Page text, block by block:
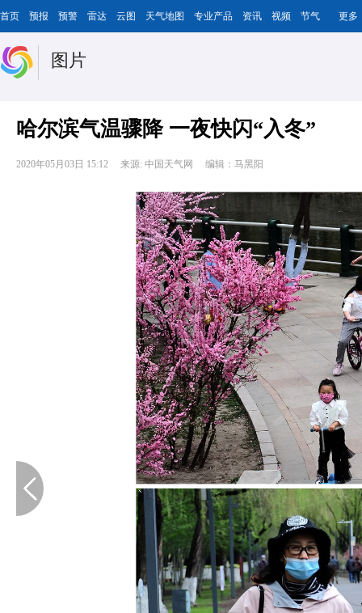
首页 预报 预警 雷达 云图 天气地图 专业产品 资讯 视频 节气 更多
图片
哈尔滨气温骤降 一夜快闪“入冬”
2020年05月03日 15:12 来源: 中国天气网 编辑：马黑阳